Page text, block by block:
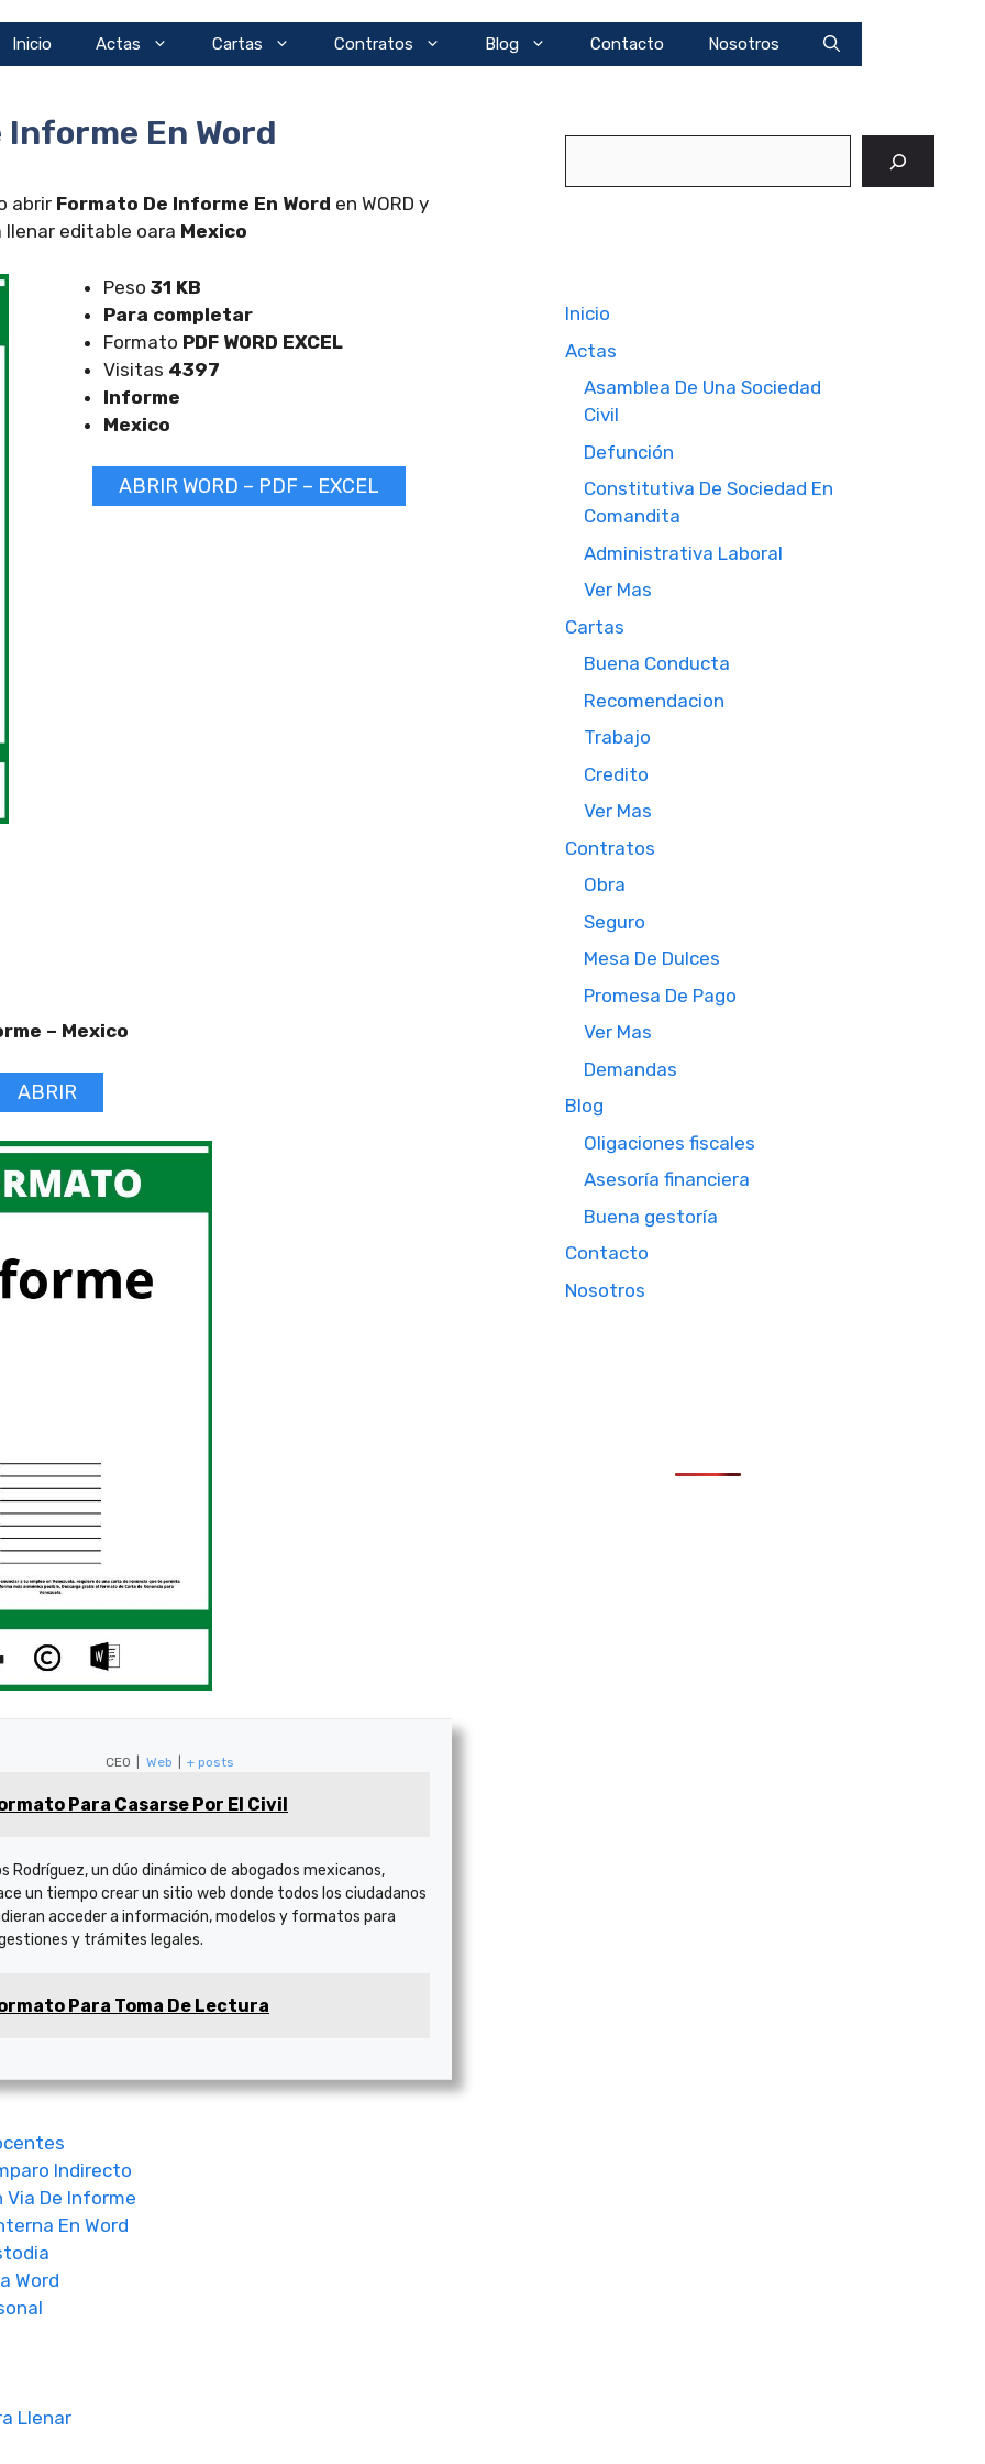
Inicio Actas Cartas Contratos Blog Contacto Nosotros
En Word
abrir Formato De Informe En Word en WORD y
llenar editable oara Mexico
Peso 31 KB
Para completar
Formato PDF WORD EXCEL
Visitas 4397
Informe
Mexico
ABRIR WORD – PDF – EXCEL
– Mexico
ABRIR
CEO Web + posts
Para Casarse Por El Civil
Rodríguez, un dúo dinámico de abogados mexicanos,
un tiempo crear un sitio web donde todos los ciudadanos
acceder a información, modelos y formatos para
y trámites legales.
Para Toma De Lectura
Indirecto
Via De Informe
En Word
Word
Llenar
Inicio
Actas
Asamblea De Una Sociedad
Civil
Defunción
Constitutiva De Sociedad En
Comandita
Administrativa Laboral
Ver Mas
Cartas
Buena Conducta
Recomendacion
Trabajo
Credito
Ver Mas
Contratos
Obra
Seguro
Mesa De Dulces
Promesa De Pago
Ver Mas
Demandas
Blog
Oligaciones fiscales
Asesoría financiera
Buena gestoría
Contacto
Nosotros